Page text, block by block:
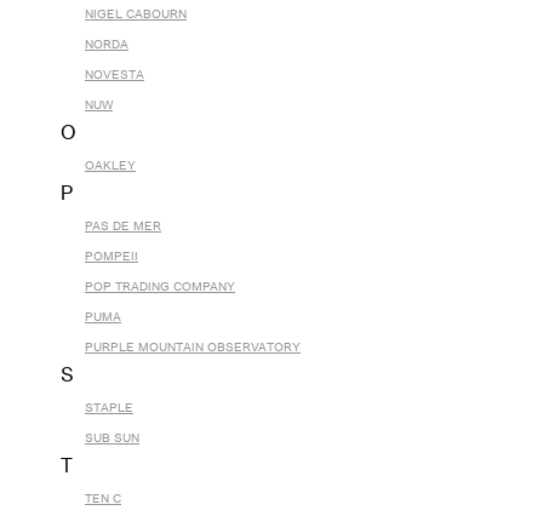
NIGEL CABOURN
NORDA
NOVESTA
NUW
O
OAKLEY
P
PAS DE MER
POMPEII
POP TRADING COMPANY
PUMA
PURPLE MOUNTAIN OBSERVATORY
S
STAPLE
SUB SUN
TEN C